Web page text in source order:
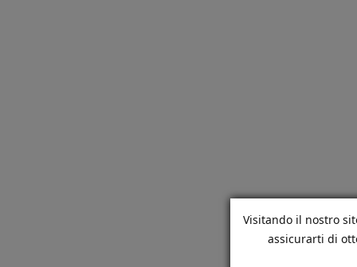
Visitando il nostro
assicurarti di